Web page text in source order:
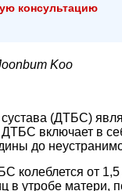
консультацию
Koo
(ДТБС)
включает в
до
колеблется от
в утробе